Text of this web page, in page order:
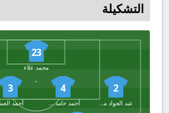
التشكيلة
23
محمد علاء
2
عبد الجواد محمد
4
أحمد حامد شوشة
3
أحمد